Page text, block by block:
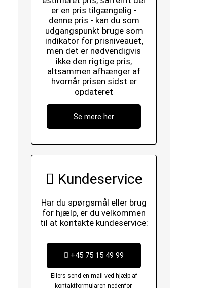
er en pris tilgængelig -
denne pris - kan du som
udgangspunkt bruge som
indikator for prisniveauet,
men det er nødvendigvis
ikke den rigtige pris,
altsammen afhænger af
hvornår prisen sidst er
opdateret
Se mere her
Kundeservice
Har du spørgsmål eller brug
for hjælp, er du velkommen
til at kontakte kundeservice:
+45 75 15 49 99
Ellers send en mail ved hjælp af
kontaktformularen nedenfor.